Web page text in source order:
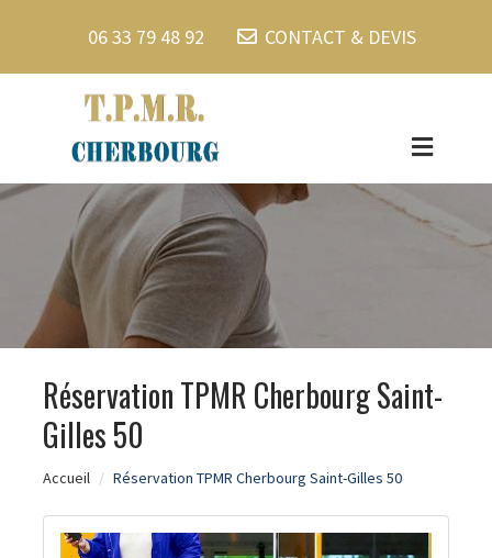
06 33 79 48 92 CONTACT & DEVIS
Réservation TPMR Cherbourg Saint-
Gilles 50
Accueil Réservation TPMR Cherbourg Saint-Gilles 50